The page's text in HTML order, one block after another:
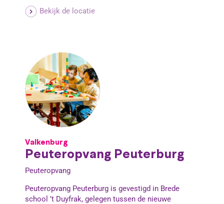
Bekijk de locatie
Valkenburg
Peuteropvang Peuterburg
Peuteropvang
Peuteropvang Peuterburg is gevestigd in Brede
school ’t Duyfrak, gelegen tussen de nieuwe